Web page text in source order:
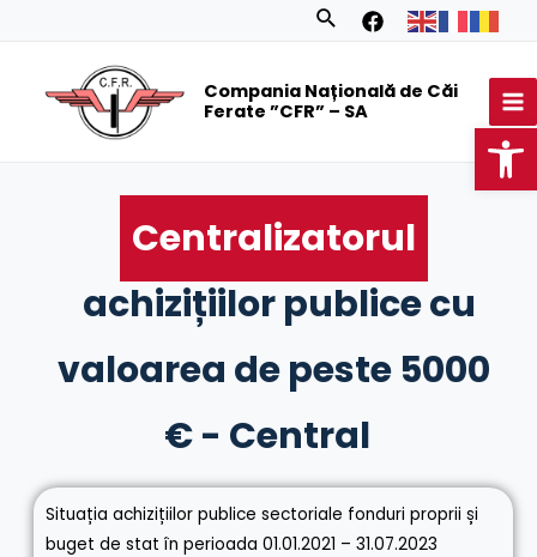
Search
Compania Națională de Căi
Ferate ”CFR” – SA
Centralizatorul
achizițiilor publice cu
valoarea de peste 5000
€ - Central
Situația achizițiilor publice sectoriale fonduri proprii și
buget de stat în perioada 01.01.2021 – 31.07.2023